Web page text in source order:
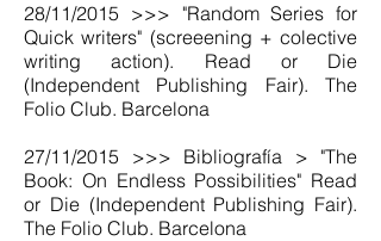
28/11/2015 >>> "Random Series for
Quick writers" (screeening + colective
writing action). Read or Die
(Independent Publishing Fair). The
Folio Club. Barcelona
27/11/2015 >>> Bibliografía > "The
Book: On Endless Possibilities" Read
or Die (Independent Publishing Fair).
The Folio Club. Barcelona